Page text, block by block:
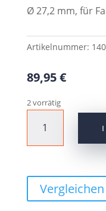
Ø 27,2 mm, für
Artikelnummer:
89,95€
2 vorrätig
Feder-
Patentsattelstütze
DLX"27,2
Menge
Vergleichen